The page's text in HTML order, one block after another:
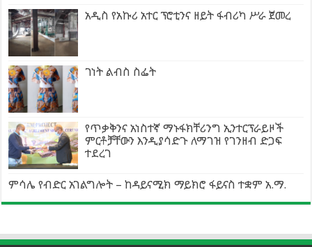
አዲስ የአኩሪ አተር ፕሮቲንና ዘይት ፋብሪካ ሥራ ጀመረ
ገነት ልብስ ስፌት
የጥቃቅንና አነስተኛ ማኑፋክቸሪንግ ኢንተርፕራይዞች
ምርቶቻቸውን እንዲያሳድጉ ለማገዝ የገንዘብ ድጋፍ
ተደረገ
ምሳሌ የብድር አገልግሎት – ከዳይናሚክ ማይክሮ ፋይናስ ተቋም አ.ማ.